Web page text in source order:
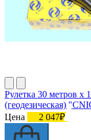
Рулетка 30 метров х
(геодезическая)
Цена
2 047₽